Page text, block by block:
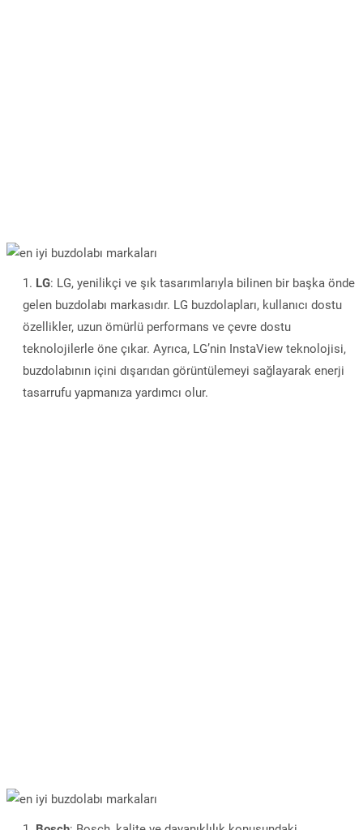
LG: LG, yenilikçi ve şık tasarımlarıyla bilinen bir başka önde
gelen buzdolabı markasıdır. LG buzdolapları, kullanıcı dostu
özellikler, uzun ömürlü performans ve çevre dostu
teknolojilerle öne çıkar. Ayrıca, LG’nin InstaView teknolojisi,
buzdolabının içini dışarıdan görüntülemeyi sağlayarak enerji
tasarrufu yapmanıza yardımcı olur.